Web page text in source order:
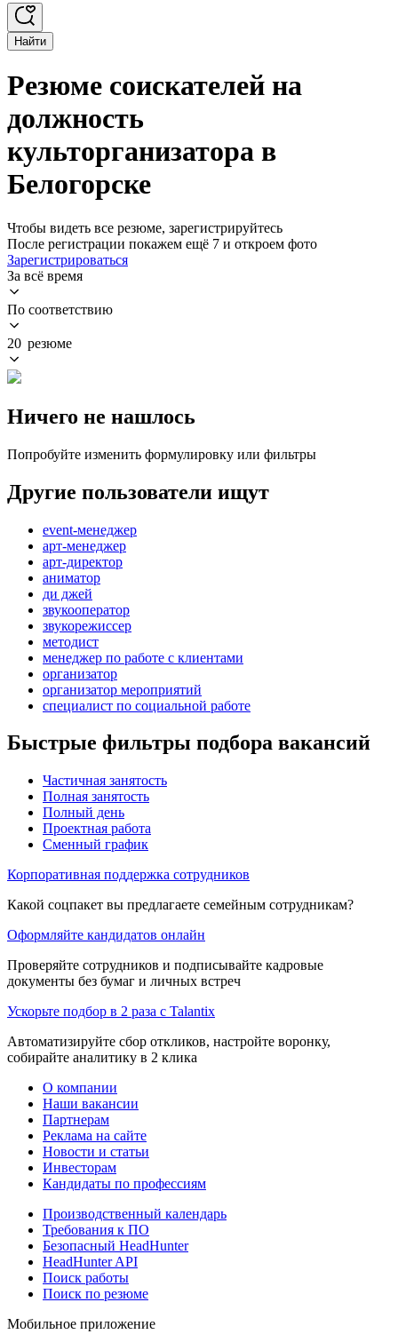
Найти
Резюме соискателей на
должность
культорганизатора в
Белогорске
Чтобы видеть все резюме, зарегистрируйтесь
После регистрации покажем ещё 7 и откроем фото
Зарегистрироваться
За всё время
По соответствию
20 резюме
Ничего не нашлось
Попробуйте изменить формулировку или фильтры
Другие пользователи ищут
event-менеджер
арт-менеджер
арт-директор
аниматор
ди джей
звукооператор
звукорежиссер
методист
менеджер по работе с клиентами
организатор
организатор мероприятий
специалист по социальной работе
Быстрые фильтры подбора вакансий
Частичная занятость
Полная занятость
Полный день
Проектная работа
Сменный график
Корпоративная поддержка сотрудников
Какой соцпакет вы предлагаете семейным сотрудникам?
Оформляйте кандидатов онлайн
Проверяйте сотрудников и подписывайте кадровые
документы без бумаг и личных встреч
Ускорьте подбор в 2 раза с Talantix
Автоматизируйте сбор откликов, настройте воронку,
собирайте аналитику в 2 клика
О компании
Наши вакансии
Партнерам
Реклама на сайте
Новости и статьи
Инвесторам
Кандидаты по профессиям
Производственный календарь
Требования к ПО
Безопасный HeadHunter
HeadHunter API
Поиск работы
Поиск по резюме
Мобильное приложение